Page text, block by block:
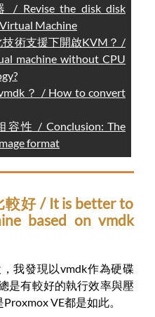
Revise the disk disk
Machine
術支援下開啟KVM？ /
machine without CPU
？ / How to convert
性 / Conclusion: The
format
較好 / It is better to
based on vmdk
我發現以vmdk作為硬碟
是有較好的執行效率與壓
Proxmox VE都是如此。